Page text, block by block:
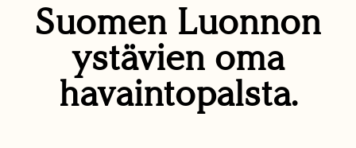
Suomen Luonnon
ystävien oma
havaintopalsta.